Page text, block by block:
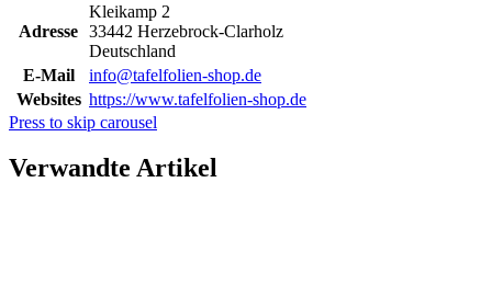
Adresse
Kleikamp 2
33442 Herzebrock-Clarholz
Deutschland
E-Mail
info@tafelfolien-shop.de
Websites https://www.tafelfolien-shop.de
Press to skip carousel
Verwandte Artikel